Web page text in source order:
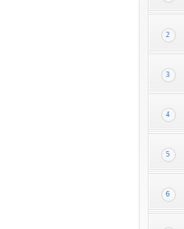
2
3
4
5
6